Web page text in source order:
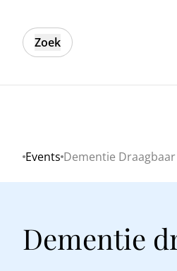
Zoek
Home
Events Dementie
Dementie